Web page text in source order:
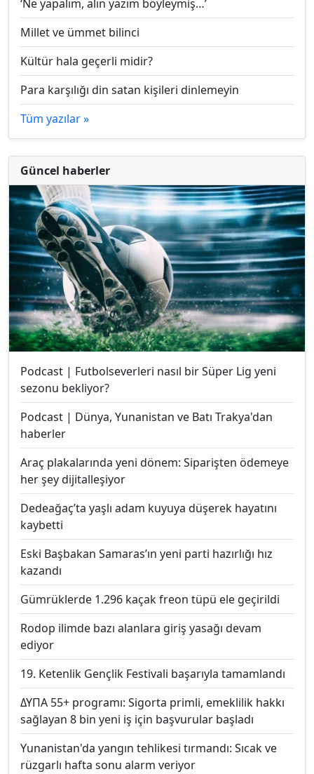
‘Ne yapalım, alın yazım böyleymiş…’
Millet ve ümmet bilinci
Kültür hala geçerli midir?
Para karşılığı din satan kişileri dinlemeyin
Tüm yazılar »
Güncel haberler
Podcast | Futbolseverleri nasıl bir Süper Lig yeni
sezonu bekliyor?
Podcast | Dünya, Yunanistan ve Batı Trakya'dan
haberler
Araç plakalarında yeni dönem: Siparişten ödemeye
her şey dijitalleşiyor
Dedeağaç’ta yaşlı adam kuyuya düşerek hayatını
kaybetti
Eski Başbakan Samaras’ın yeni parti hazırlığı hız
kazandı
Gümrüklerde 1.296 kaçak freon tüpü ele geçirildi
Rodop ilimde bazı alanlara giriş yasağı devam
ediyor
19. Ketenlik Gençlik Festivali başarıyla tamamlandı
ΔΥΠΑ 55+ programı: Sigorta primli, emeklilik hakkı
sağlayan 8 bin yeni iş için başvurular başladı
Yunanistan'da yangın tehlikesi tırmandı: Sıcak ve
rüzgarlı hafta sonu alarm veriyor